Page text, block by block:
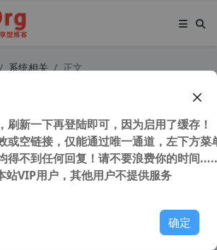
系统相关 正文
装的繁琐！掌握五种Win1
提示符的修复方案，简
读
刷新一下再登陆即可，因为启用了缓存！
或空链接，仅能通过唯一通道，左下方菜
得不到任何回复！请不要浪费你的时间
站VIP用户，其他用户不提供服务
确定